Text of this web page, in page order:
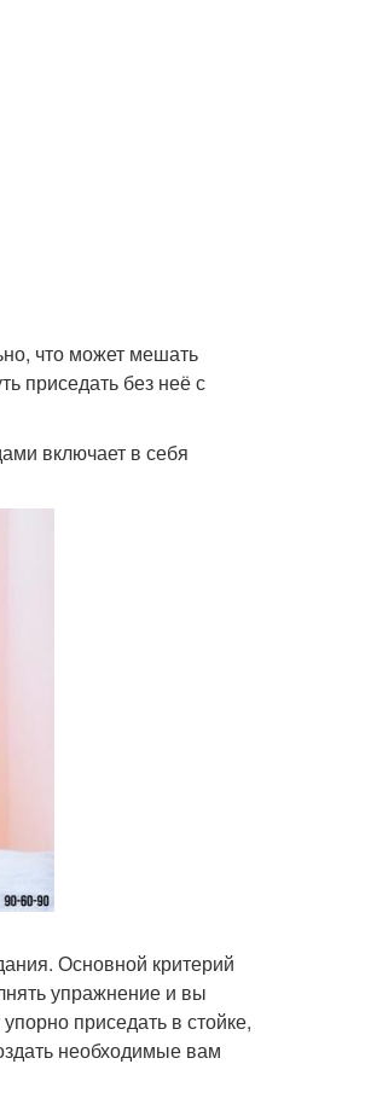
что может мешать
приседать без неё с
включает в себя
Основной критерий
упражнение и вы
приседать в стойке,
необходимые вам